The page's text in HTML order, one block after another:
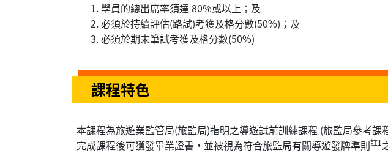
學員的總出席率須達 80%或以上；及
必須於持續評估(路試)考獲及格分數(50%)；及
必須於期末筆試考獲及格分數(50%)
課程特色
本課程為旅遊業監管局(旅監局)指明之導遊試前訓練課程 (旅監局參考
完成課程後可獲發畢業證書，並被視為符合旅監局有關導遊發牌準則註1